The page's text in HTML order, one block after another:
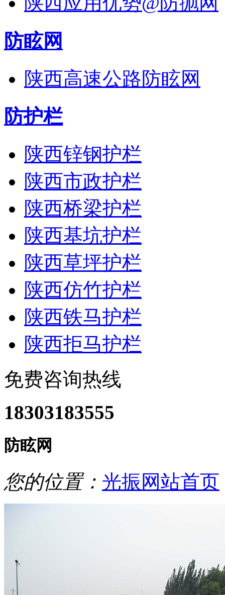
防眩网
陕西高速公路防眩网
防护栏
陕西锌钢护栏
陕西市政护栏
陕西桥梁护栏
陕西基坑护栏
陕西草坪护栏
陕西仿竹护栏
陕西铁马护栏
陕西拒马护栏
免费咨询热线
18303183555
防眩网
您的位置： 光振网站首页